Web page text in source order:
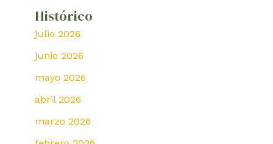
Histórico
julio 2026
junio 2026
mayo 2026
abril 2026
marzo 2026